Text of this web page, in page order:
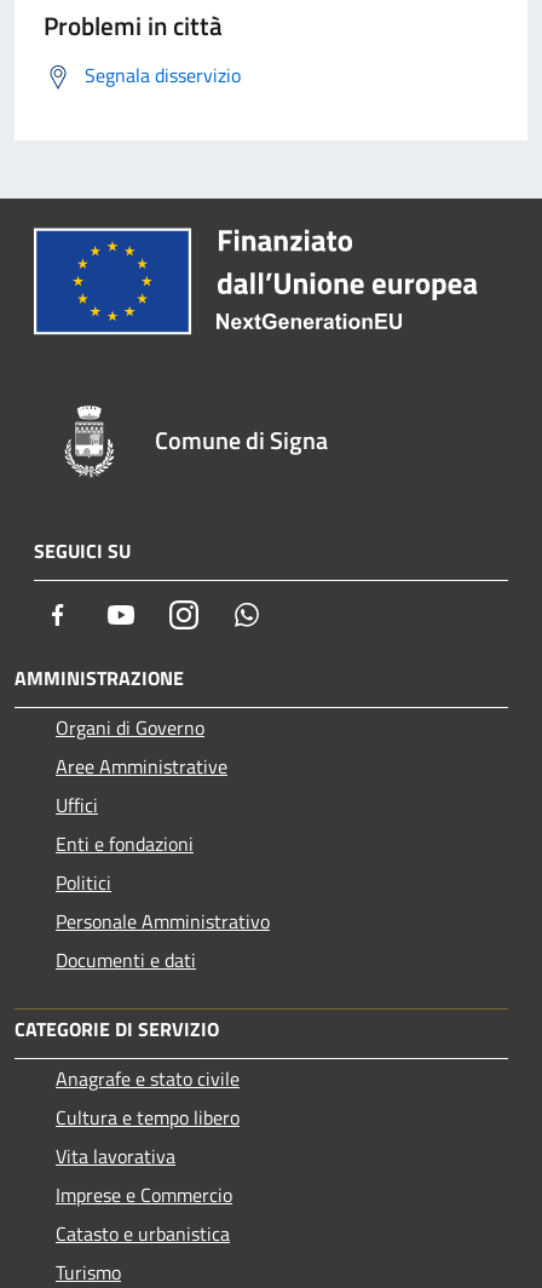
Problemi in città
Segnala disservizio
Comune di Signa
SEGUICI SU
Facebook YoutubeInstagram
AMMINISTRAZIONE
Organi di Governo
Aree Amministrative
Uffici
Enti e fondazioni
Politici
Personale Amministrativo
Documenti e dati
CATEGORIE DI SERVIZIO
Anagrafe e stato civile
Cultura e tempo libero
Vita lavorativa
Imprese e Commercio
Catasto e urbanistica
Turismo